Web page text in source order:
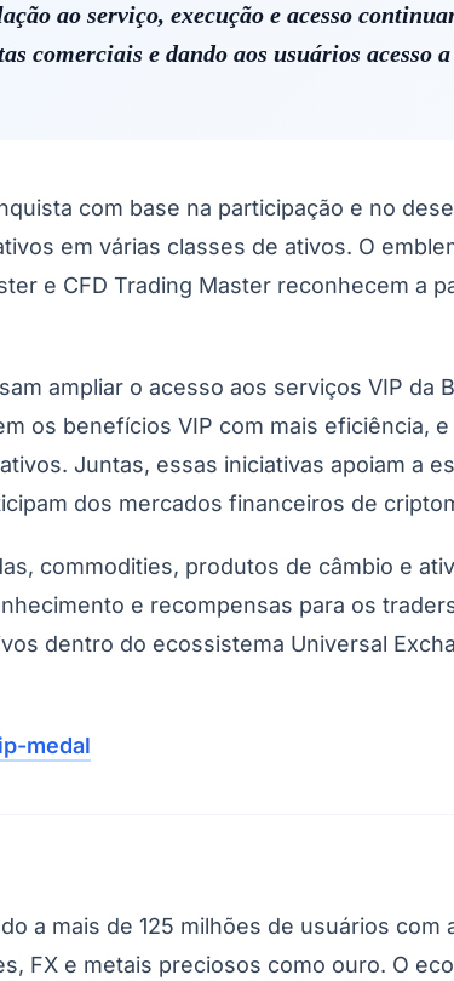
ao serviço, execução e acesso
comerciais e dando aos usuários acesso
com base na participação e no
em várias classes de ativos. O
e CFD Trading Master reconhecem a
ampliar o acesso aos serviços VIP da
os benefícios VIP com mais eficiência,
Juntas, essas iniciativas apoiam a
dos mercados financeiros de
commodities, produtos de câmbio e
e recompensas para os
dentro do ecossistema Universal
medal
a mais de 125 milhões de usuários
FX e metais preciosos como ouro. O